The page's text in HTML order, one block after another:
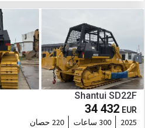
Shantui SD22F
34 432 EUR
2025 300 ساعات
220 حصان